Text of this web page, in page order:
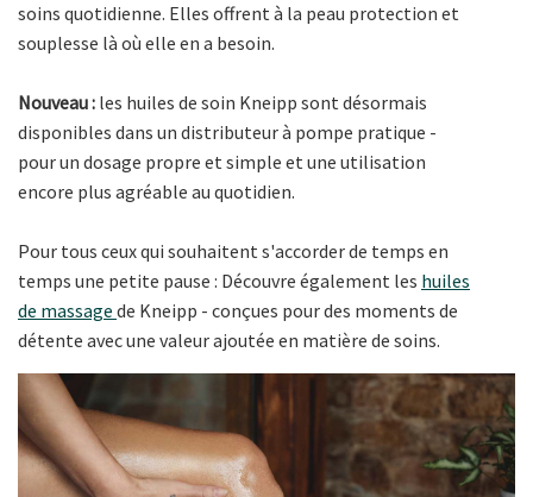
soins quotidienne. Elles offrent à la peau protection et
souplesse là où elle en a besoin.
Nouveau : les huiles de soin Kneipp sont désormais
disponibles dans un distributeur à pompe pratique -
pour un dosage propre et simple et une utilisation
encore plus agréable au quotidien.
Pour tous ceux qui souhaitent s'accorder de temps en
temps une petite pause : Découvre également les huiles
de massage de Kneipp - conçues pour des moments de
détente avec une valeur ajoutée en matière de soins.